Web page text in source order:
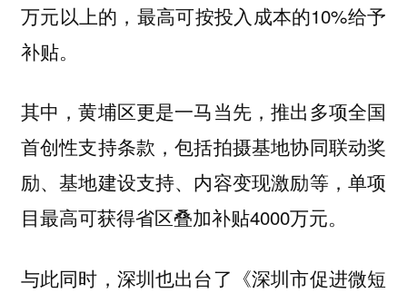
万元以上的，最高可按投入成本的10%给予
补贴。
其中，黄埔区更是一马当先，推出多项全国
首创性支持条款，包括拍摄基地协同联动奖
励、基地建设支持、内容变现激励等，单项
目最高可获得省区叠加补贴4000万元。
与此同时，深圳也出台了《深圳市促进微短